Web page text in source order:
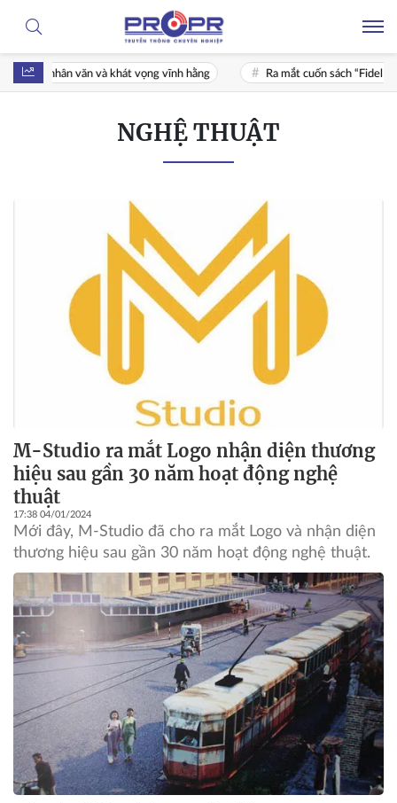
nhân văn và khát vọng vĩnh hằng Ra mắt cuốn sách “Fidel
NGHỆ THUẬT
M-Studio ra mắt Logo nhận diện thương
hiệu sau gần 30 năm hoạt động nghệ
thuật
17:38 04/01/2024
Mới đây, M-Studio đã cho ra mắt Logo và nhận diện
thương hiệu sau gần 30 năm hoạt động nghệ thuật.